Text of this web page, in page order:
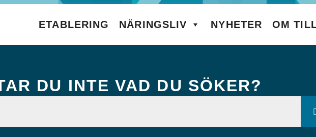
ETABLERING NÄRINGSLIV NYHETER OM
DU INTE VAD DU SÖKER?